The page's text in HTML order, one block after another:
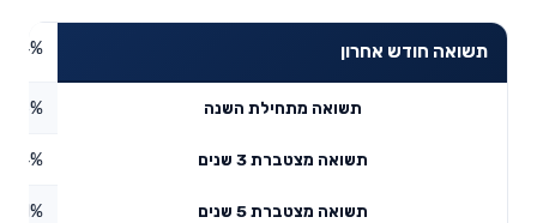
תשואה חודש אחרון
תשואה מתחילת השנה 5.16%
תשואה מצטברת 3 שנים
תשואה מצטברת 5 שנים